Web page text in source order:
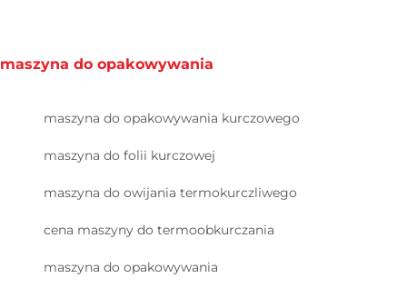
maszyna do opakowywania
maszyna do opakowywania kurczowego
maszyna do folii kurczowej
maszyna do owijania termokurczliwego
cena maszyny do termoobkurczania
maszyna do opakowywania